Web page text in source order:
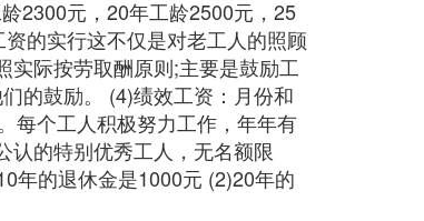
2300元，20年工龄2500元，25
的实行这不仅是对老工人的照顾
实际按劳取酬原则;主要是鼓励工
的鼓励。 (4)绩效工资：月份和
每个工人积极努力工作，年年有
认的特别优秀工人，无名额限
年的退休金是1000元 (2)20年的